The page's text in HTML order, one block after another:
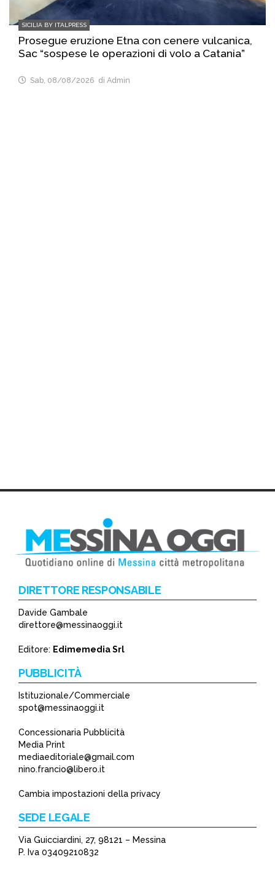
SICILIA BY ITALPRESS
Prosegue eruzione Etna con cenere vulcanica,
Sac “sospese le operazioni di volo a Catania”
Sab, 08/08/2026 di Admin
DIRETTORE RESPONSABILE
Davide Gambale
direttore@messinaoggi.it
Editore: Edimemedia Srl
PUBBLICITÀ
Istituzionale/Commerciale
spot@messinaoggi.it
Concessionaria Pubblicità
Media Print
mediaeditoriale@gmail.com
nino.francio@libero.it
Cambia impostazioni della privacy
SEDE LEGALE
Via Guicciardini, 27, 98121 – Messina
P. Iva 03409210832